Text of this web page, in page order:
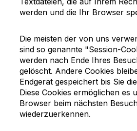
werden und die Ihr Browser
Die meisten der von uns
sind so genannte "Session-
werden nach Ende Ihres
gelöscht. Andere Cookies
Endgerät gespeichert bis Sie
Diese Cookies ermöglichen es
Browser beim nächsten
wiederzuerkennen.